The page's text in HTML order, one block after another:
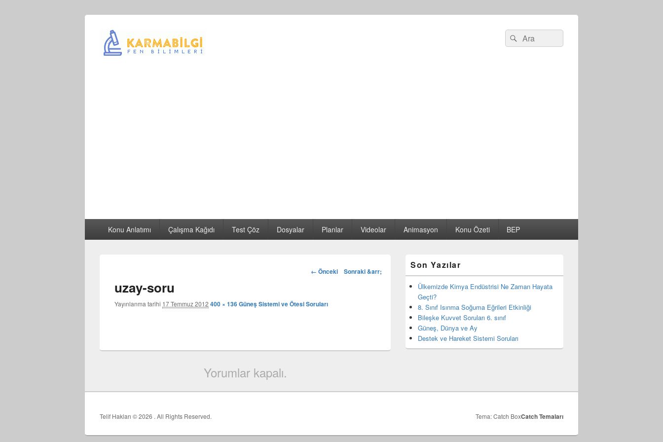
Search
for:
Ara
Konu Anlatımı Çalışma Kağıdı Test Çöz Dosyalar Planlar Videolar Animasyon Konu Özeti BEP
Görsel
← Önceki Sonraki &arr;
uzay-soru
Yayınlanma tarihi 17 Temmuz 2012 400 × 136Güneş Sistemi ve Ötesi Soruları
Yorumlar kapalı.
yan
bar
eklenti
bölgesi
Son Yazılar
Ülkemizde Kimya Endüstrisi Ne Zaman Hayata
Geçti?
8. Sınıf Isınma Soğuma Eğrileri Etkinliği
Bileşke Kuvvet Soruları 6. sınıf
Güneş, Dünya ve Ay
Destek ve Hareket Sistemi Soruları
Telif Hakları © 2026 . All Rights Reserved. Tema: Catch BoxCatch Temaları